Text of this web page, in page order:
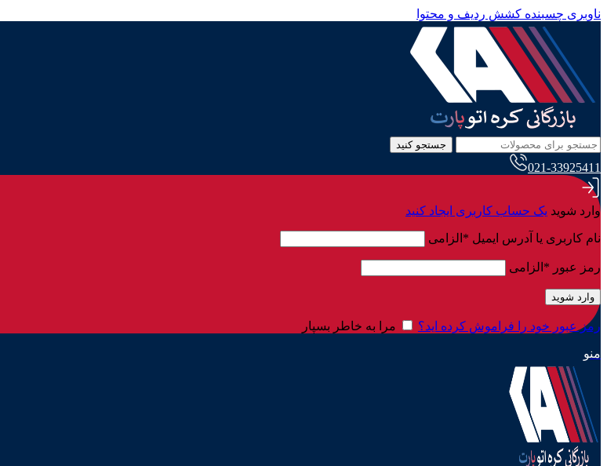
ناوبری چسبنده کشش ردیف و محتوا
جستجو کنید
021-33925411
وارد شوید یک حساب کاربری ایجاد کنید
نام کاربری یا آدرس ایمیل * الزامی
رمز عبور * الزامی
وارد شوید
رمز عبور خود را فراموش کرده اید؟ مرا به خاطر بسپار
منو